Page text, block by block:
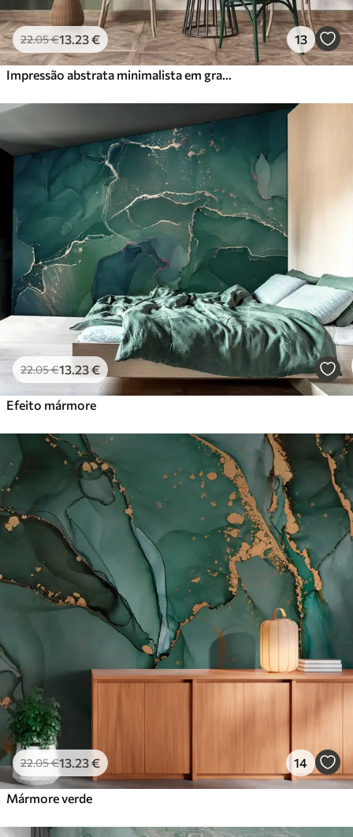
22.05€13 .23€ 13
22.05€13 .23€
Efeito mármore
22.05€13 .23€ 14
Mármore verde